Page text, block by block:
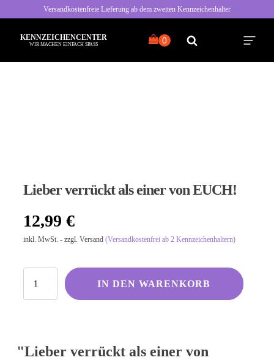
Versandkostenfreie Lieferung ab dem zweiten Kennzeichenhalter
KENNZEICHENCENTER
WIR MACHEN EINFACH SPASS
Nette Sprüche
Kölsche Sprüche
Hessisch gebabbelt
Lieber verrückt als einer von EUCH!
12,99 €
inkl. MwSt. - zzgl. Versand (Versandkostenfrei ab 2 Kennzeichenhaltern)
als
Menge
IN DEN WARENKORB
"Lieber verrückt als einer von